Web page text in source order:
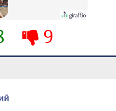
их не видят...
9